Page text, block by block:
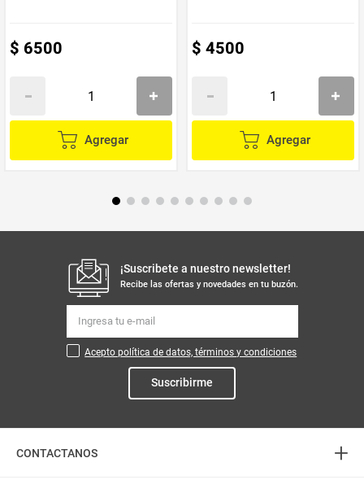
$ 6500
Agregar
$ 4500
Agregar
¡Suscribete a nuestro newsletter!
Recibe las ofertas y novedades en tu buzón.
Acepto política de datos, términos y condiciones
Suscribirme
CONTACTANOS +